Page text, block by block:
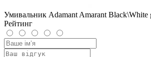
Умивальник Adamant Amarant Black\White
Рейтинг